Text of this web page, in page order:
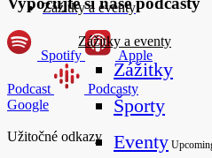
Zážitky a eventy
Zážitky a eventy
Zážitky
Športy
Eventy
Spotify Apple
Podcast
Podcasty
Google
Užitočné odkazy